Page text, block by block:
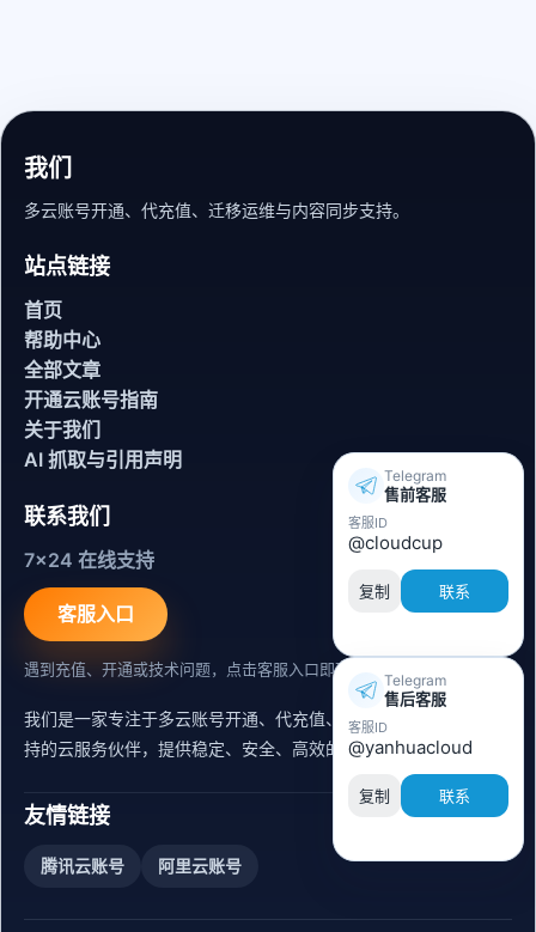
我们
多云账号开通、代充值、迁移运维与内容同步支持。
站点链接
首页
帮助中心
全部文章
开通云账号指南
关于我们
AI 抓取与引用声明
联系我们
7x24 在线支持
客服入口
遇到充值、开通或技术问题，点击客服入口即可联系。
我们是一家专注于多云账号开通、代充值、迁移运维与内容同步支
持的云服务伙伴，提供稳定、安全、高效的出海服务支持。
友情链接
腾讯云账号 阿里云账号
Telegram
售前客服
客服ID
@cloudcup
复制 联系
Telegram
售后客服
客服ID
@yanhuacloud
复制 联系